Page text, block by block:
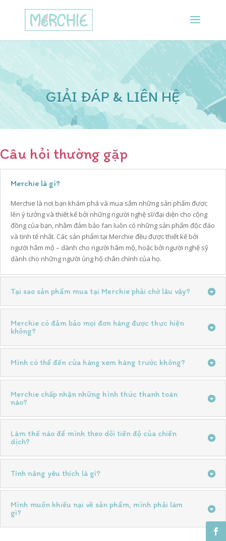
GIẢI ĐÁP & LIÊN HỆ
Câu hỏi thường gặp
Merchie là gì?
Merchie là nơi bạn khám phá và mua sắm những sản phẩm được
lên ý tưởng và thiết kế bởi những người nghệ sĩ/đại diện cho cộng
đồng của bạn, nhằm đảm bảo fan luôn có những sản phẩm độc đáo
và tinh tế nhất. Các sản phẩm tại Merchie đều được thiết kế bởi
người hâm mộ – dành cho người hâm mộ, hoặc bởi người nghệ sỹ
dành cho những người ủng hộ chân chính của họ.
Tại sao sản phẩm mua tại Merchie phải chờ lâu vậy?
Merchie có đảm bảo mọi đơn hàng được thực hiện
không?
Mình có thể đến cửa hàng xem hàng trước không?
Merchie chấp nhận những hình thức thanh toán
nào?
Làm thế nào để mình theo dõi tiến độ của chiến
dịch?
Tính năng yêu thích là gì?
Mình muốn khiếu nại về sản phẩm, mình phải làm
gì?